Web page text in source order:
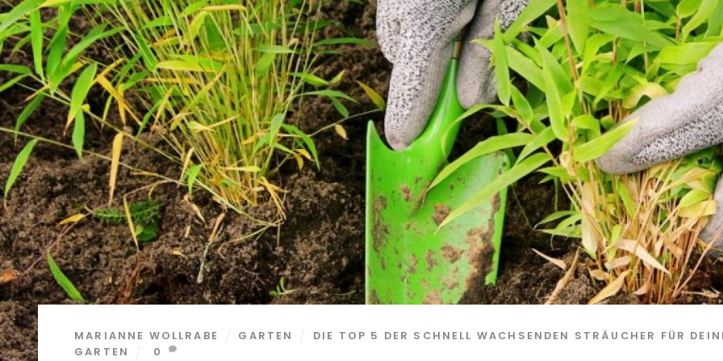
MARIANNE WOLLRABE GARTEN
DIE TOP 5 DER SCHNELL WACHSENDEN STRÄUCHER FÜR
GARTEN
0